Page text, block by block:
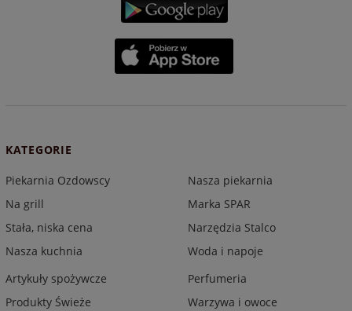
KATEGORIE
Piekarnia Ozdowscy
Na grill
Stała, niska cena
Nasza kuchnia
Nasza piekarnia
Marka SPAR
Narzędzia Stalco
Woda i napoje
Artykuły spożywcze
Produkty Świeże
Perfumeria
Warzywa i owoce